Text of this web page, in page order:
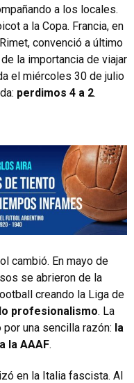
a los locales.
a la Copa. Francia, en
convenció a último
la importancia de viajar
el miércoles 30 de julio
perdimos 4 a 2.
cambió. En mayo de
se abrieron de la
creando la Liga de
profesionalismo. La
una sencilla razón: la
la AAAF.
en la Italia fascista. Al